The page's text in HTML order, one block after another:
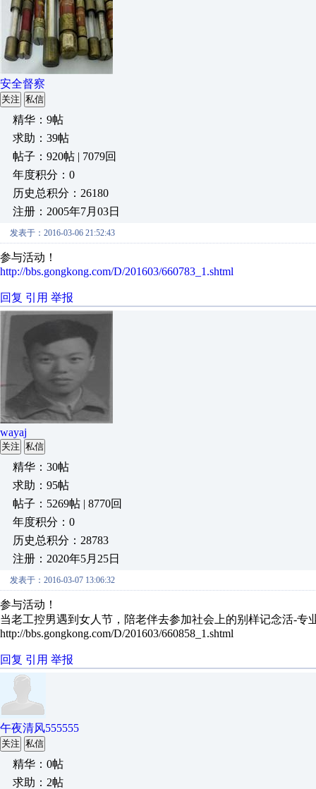
安全督察
关注 私信
精华：9帖
求助：39帖
帖子：920帖 | 7079回
年度积分：0
历史总积分：26180
注册：2005年7月03日
发表于：2016-03-06 21:52:43
参与活动！
http://bbs.gongkong.com/D/201603/660783_1.shtml
回复 引用 举报
wayaj
关注 私信
精华：30帖
求助：95帖
帖子：5269帖 | 8770回
年度积分：0
历史总积分：28783
注册：2020年5月25日
发表于：2016-03-07 13:06:32
参与活动！
当老工控男遇到女人节，陪老伴去参加社会上的别样记念活-专
http://bbs.gongkong.com/D/201603/660858_1.shtml
回复 引用 举报
午夜清风555555
关注 私信
精华：0帖
求助：2帖